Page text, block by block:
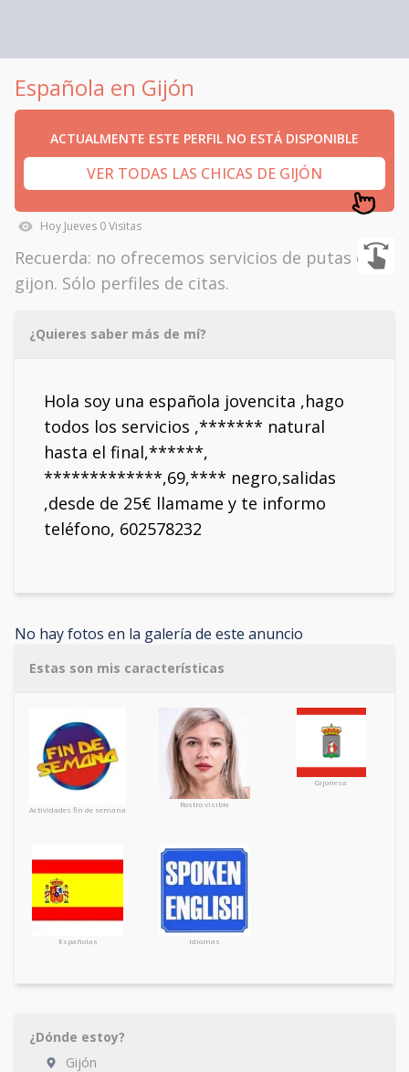
Española en Gijón
ACTUALMENTE ESTE PERFIL NO ESTÁ DISPONIBLE
VER TODAS LAS CHICAS DE GIJÓN
Hoy Jueves 0Visitas
Recuerda: no ofrecemos servicios de putas en
gijon. Sólo perfiles de citas.
¿Quieres saber más de mí?
Hola soy una española jovencita ,hago
todos los servicios ,******* natural
hasta el final,******,
*************,69,**** negro,salidas
,desde de 25€ llamame y te informo
teléfono, 602578232
No hay fotos en la galería de este anuncio
Estas son mis características
Actividades fin de semana
Rostro visible
Gijonesa
Españolas Idiomas
¿Dónde estoy?
Gijón